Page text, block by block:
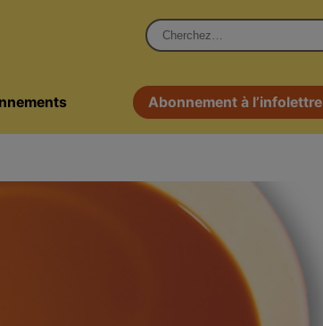
Rechercher :
Abonnement à l’infolettre